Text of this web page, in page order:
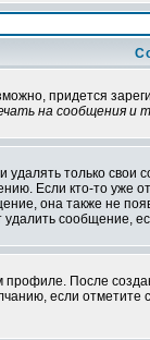
придется
на сообщения и
только
Если кто-то уже
она также не
сообщение,
После
если